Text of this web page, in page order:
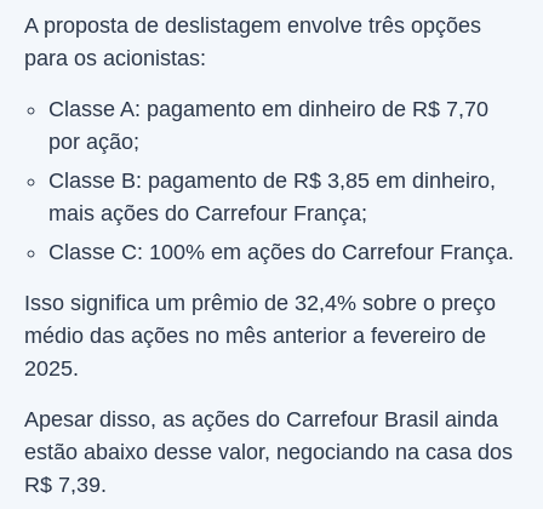
A proposta de deslistagem envolve três opções
para os acionistas:
Classe A: pagamento em dinheiro de R$ 7,70
por ação;
Classe B: pagamento de R$ 3,85 em dinheiro,
mais ações do Carrefour França;
Classe C: 100% em ações do Carrefour França.
Isso significa um prêmio de 32,4% sobre o preço
médio das ações no mês anterior a fevereiro de
2025.
Apesar disso, as ações do Carrefour Brasil ainda
estão abaixo desse valor, negociando na casa dos
R$ 7,39.